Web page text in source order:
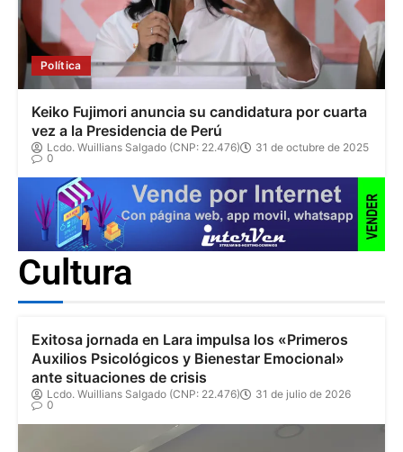
Política
Keiko Fujimori anuncia su candidatura por cuarta
vez a la Presidencia de Perú
Lcdo. Wuillians Salgado (CNP: 22.476)
31 de octubre de 2025
0
Cultura
Exitosa jornada en Lara impulsa los «Primeros
Auxilios Psicológicos y Bienestar Emocional»
ante situaciones de crisis
Lcdo. Wuillians Salgado (CNP: 22.476)
31 de julio de 2026
0